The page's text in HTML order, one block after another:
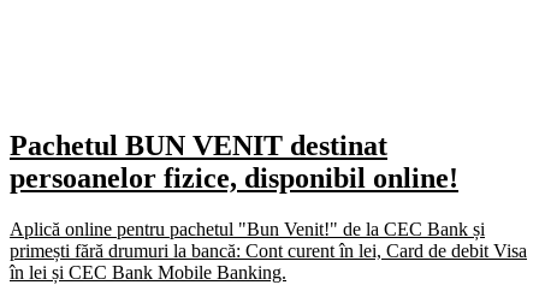
Pachetul BUN VENIT destinat
persoanelor fizice, disponibil online!
Aplică online pentru pachetul "Bun Venit!" de la CEC Bank și
primești fără drumuri la bancă: Cont curent în lei, Card de debit Visa
în lei și CEC Bank Mobile Banking.​